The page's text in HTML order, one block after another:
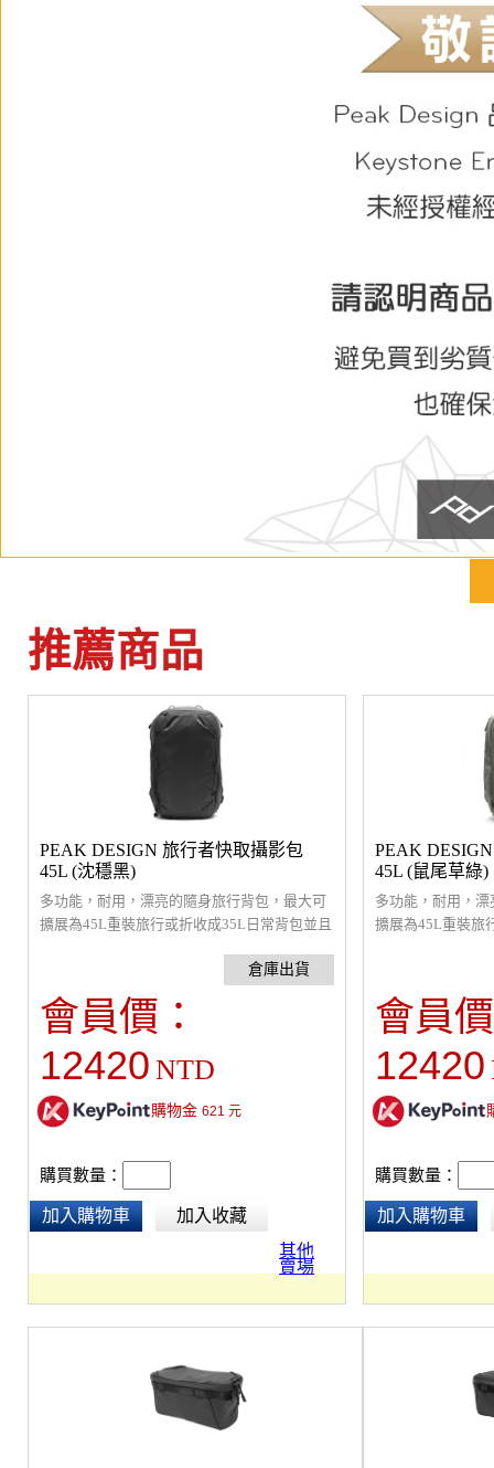
推薦商品
PEAK DESIGN 旅行者快取攝影包
45L (沈穩黑)
多功能，耐用，漂亮的隨身旅行背包，最大可
擴展為45L重裝旅行或折收成35L日常背包並且
面和後面開口都配備防風雨拉鍊。是一款多用
途設計、著重細節、全方位實用的背包，與旅
行者系列收納產品完美相容。每趟旅行可搭配
陪你走遍世界各地。大量的內部和外部口袋，
和腰帶，使用獨特的磁性卡扣，可在檢查行李
時保持原位。360度手柄。巧妙地隱藏了外部
400D尼龍帆布。
會員價：
12420 NTD
購物金 621 元
購買數量：
加入購物車
加入收藏
其他
賣場
PEAK
45L (鼠尾草綠)
多功能，耐用，
擴展為45L重裝旅
途設計、著重細
行者系列收納產
陪你走遍世界各
和腰帶，使用獨
時保持原位。
400D尼龍帆布。
會員
12420
購買數量：
加入購物車